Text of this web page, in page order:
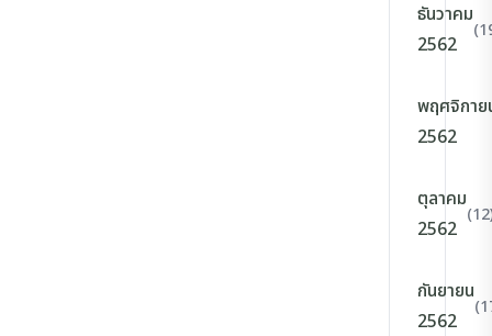
ธันวาคม
2562
พฤศจิกาย
2562
ตุลาคม
2562
กันยายน
2562